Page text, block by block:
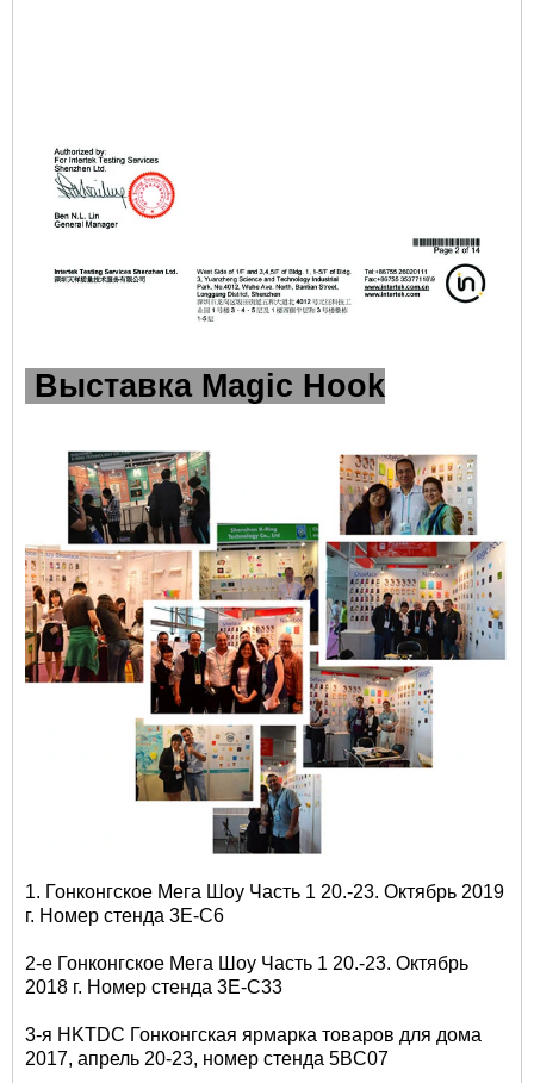
Выставка Magic Hook
1. Гонконгское Мега Шоу Часть 1 20.-23. Октябрь 2019
г. Номер стенда 3E-C6
2-е Гонконгское Мега Шоу Часть 1 20.-23. Октябрь
2018 г. Номер стенда 3E-C33
3-я HKTDC Гонконгская ярмарка товаров для дома
2017, апрель 20-23, номер стенда 5BC07